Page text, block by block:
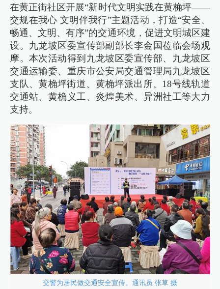
在黄正街社区开展“新时代文明实践在黄桷坪——
交规在我心 文明伴我行”主题活动，打造“安全、
畅通、文明、有序”的交通环境，促进文明城区建
设。九龙坡区委宣传部副部长李金国莅临会场观
摩。本次活动得到九龙坡区委宣传部、九龙坡区
交通运输委、重庆市公安局交通管理局九龙坡区
支队、黄桷坪街道、黄桷坪派出所、18号线轨道
交通站、黄桷义工、炎煌美术、异洲社工等大力
支持。
交警为居民做交通安全宣传。通讯员 张草 摄